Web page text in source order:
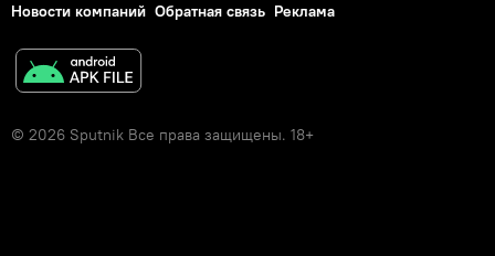
Новости компаний Обратная связь Реклама
© 2026 Sputnik Все права защищены. 18+